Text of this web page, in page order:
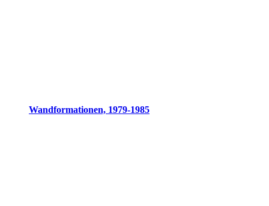
Wandformationen, 1979-1985